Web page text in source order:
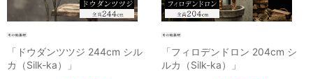
「ドウダンツツジ 244cm シル
カ（Silk-ka）」
「フィロデンドロン 204cm シ
ルカ（Silk-ka）」